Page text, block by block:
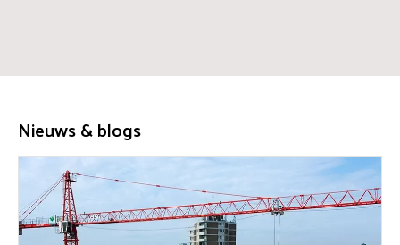
Nieuws & blogs